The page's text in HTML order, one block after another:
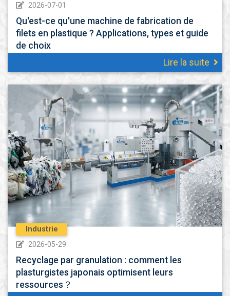
2026-07-01
Qu'est-ce qu'une machine de fabrication de
filets en plastique ? Applications, types et guide
de choix
Lire la suite
Industrie
2026-05-29
Recyclage par granulation : comment les
plasturgistes japonais optimisent leurs
ressources？